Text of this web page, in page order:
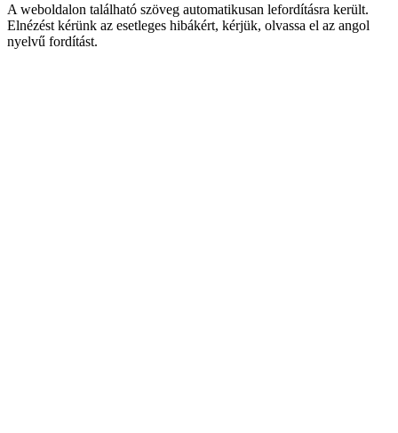
A weboldalon található szöveg automatikusan lefordításra került.
Elnézést kérünk az esetleges hibákért, kérjük, olvassa el az angol
nyelvű fordítást.